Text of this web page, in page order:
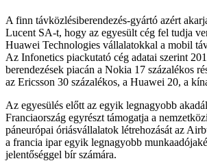
A finn távközlésiberendezés-gyártó azért
Lucent SA-t, hogy az egyesült cég fel tudja
Huawei Technologies vállalatokkal a mobil
Az Infonetics piackutató cég adatai szerint
berendezések piacán a Nokia 17 százalékos
az Ericsson 30 százalékos, a Huawei 20, a
Az egyesülés előtt az egyik legnagyobb
Franciaország egyrészt támogatja a
páneurópai óriásvállalatok létrehozását az
a francia ipar egyik legnagyobb
jelentőséggel bír számára.